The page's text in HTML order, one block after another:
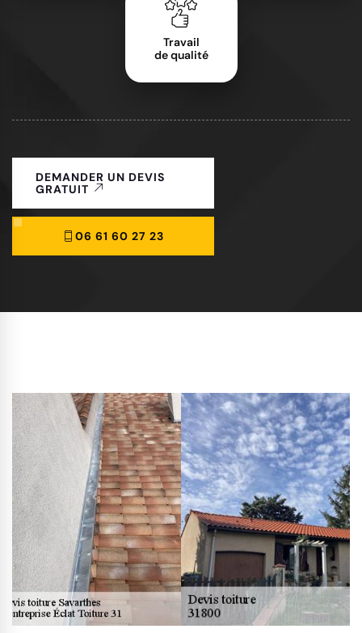
Travail
de qualité
DEMANDER UN DEVIS
GRATUIT
06 61 60 27 23